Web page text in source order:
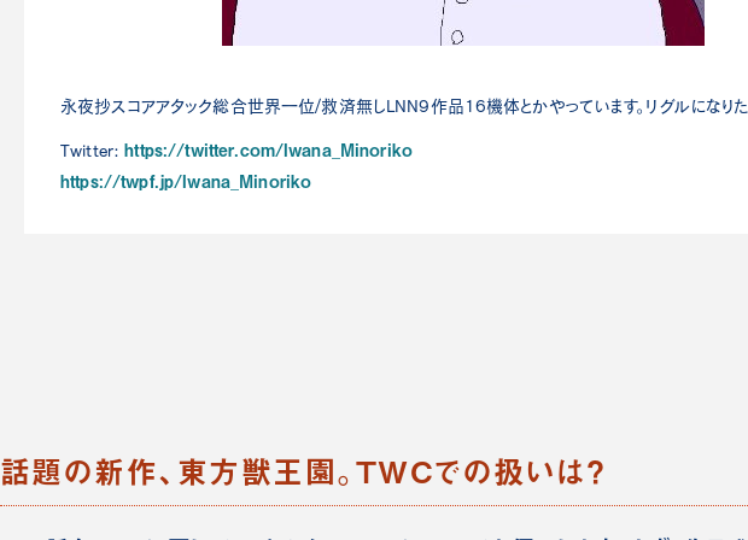
永夜抄スコアアタック総合世界一位/救済無しLNN9作品16機体とかやっています。リグルになり
Twitter: https://twitter.com/Iwana_Minoriko
https://twpf.jp/Iwana_Minoriko
話題の新作、東方獣王園。TWCでの扱いは？